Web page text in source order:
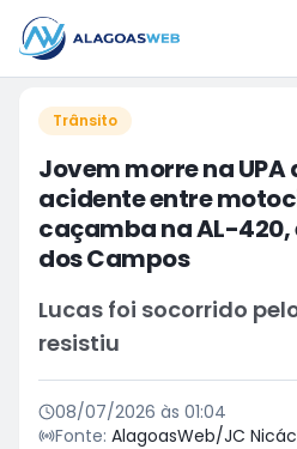
Trânsito
Jovem morre na
acidente entre
caçamba na AL-420,
dos Campos
Lucas foi socorrido
resistiu
08/07/2026 às 01:04
Fonte: AlagoasWeb/JC